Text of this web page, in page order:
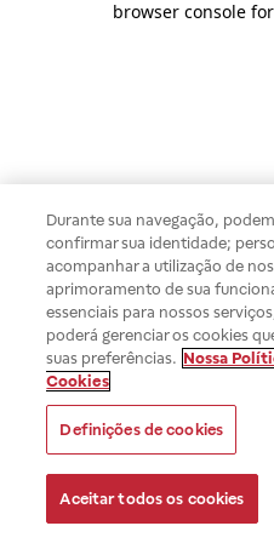
browser console
Durante sua navegação,
confirmar sua identidade;
acompanhar a utilização de
aprimoramento de sua
essenciais para nossos
poderá gerenciar os cookies
suas preferências. Nossa
Cookies
Definições de cookies
Aceitar todos os cookies